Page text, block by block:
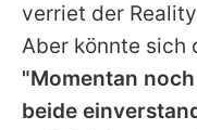
verriet der
Aber könnte sich
"Momentan
beide